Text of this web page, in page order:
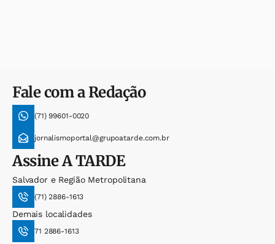
Fale com a Redação
(71) 99601-0020
jornalismoportal@grupoatarde.com.br
AssineA TARDE
Salvador e Região Metropolitana
(71) 2886-1613
Demais localidades
71 2886-1613